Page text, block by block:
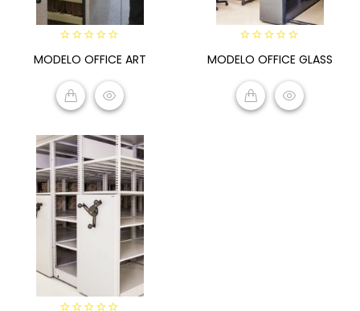
out
5
MODELO OFFICE ART
out
5
MODELO OFFICE GLASS